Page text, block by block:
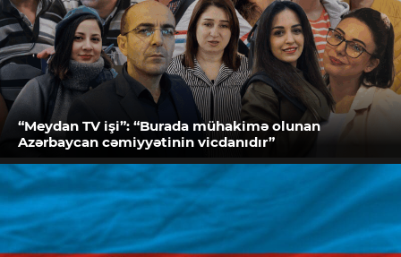
“Meydan TV işi”: “Burada mühakimə olunan
Azərbaycan cəmiyyətinin vicdanıdır”